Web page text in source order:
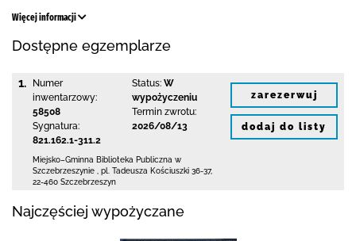
Więcej informacji
Dostępne egzemplarze
1.
Numer
inwentarzowy:
58508
Sygnatura:
821.162.1-311.2
Status: W
wypożyczeniu
Termin zwrotu:
2026/08/13
Miejsko–Gminna Biblioteka Publiczna w
Szczebrzeszynie
pl. Tadeusza Kościuszki 36-37,
22-460 Szczebrzeszyn
zarezerwuj
dodaj do listy
Najczęściej wypożyczane